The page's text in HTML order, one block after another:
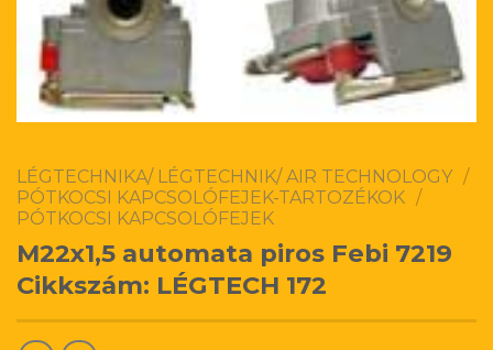
LÉGTECHNIKA/ LÉGTECHNIK/ AIR TECHNOLOGY /
PÓTKOCSI KAPCSOLÓFEJEK-TARTOZÉKOK /
PÓTKOCSI KAPCSOLÓFEJEK
M22x1,5 automata piros Febi 7219
Cikkszám: LÉGTECH 172